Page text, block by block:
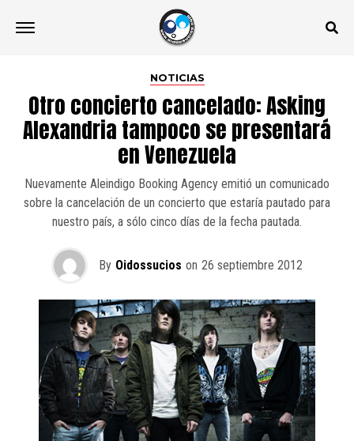
NOTICIAS
Otro concierto cancelado: Asking
Alexandria tampoco se presentará
en Venezuela
Nuevamente Aleindigo Booking Agency emitió un comunicado
sobre la cancelación de un concierto que estaría pautado para
nuestro país, a sólo cinco días de la fecha pautada.
By Oidossucios on 26 septiembre 2012